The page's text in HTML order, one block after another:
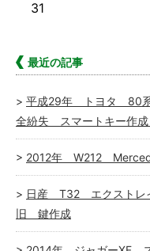
31
最近の記事
平成29年 トヨタ 80
全紛失 スマートキー作
2012年 W212
日産 T32 エクストレ
旧 鍵作成